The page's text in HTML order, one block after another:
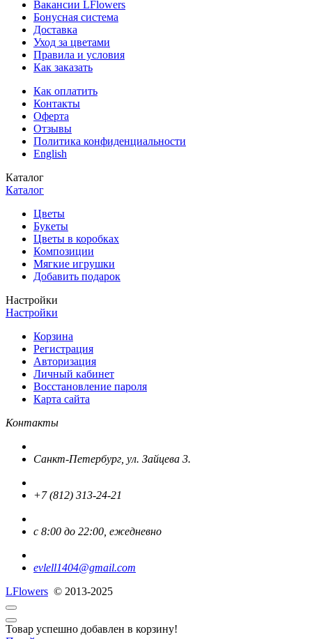
Вакансии LFlowers
Бонусная система
Доставка
Уход за цветами
Правила и условия
Как заказать
Как оплатить
Контакты
Оферта
Отзывы
Политика конфиденциальности
English
Каталог
Каталог
Цветы
Букеты
Цветы в коробках
Композиции
Мягкие игрушки
Добавить подарок
Настройки
Настройки
Корзина
Регистрация
Авторизация
Личный кабинет
Восстановление пароля
Карта сайта
Контакты
Санкт-Петербург, ул. Зайцева 3.
+7 (812) 313-24-21
с 8:00 до 22:00, ежедневно
evlell1404@gmail.com
LFlowers © 2013-2025
Товар успешно добавлен в корзину!